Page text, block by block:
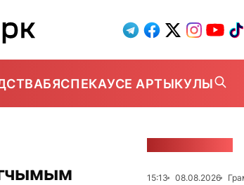
БЯСПЕКАУСЕ АРТЫКУЛЫ
15:13 08.08.2026